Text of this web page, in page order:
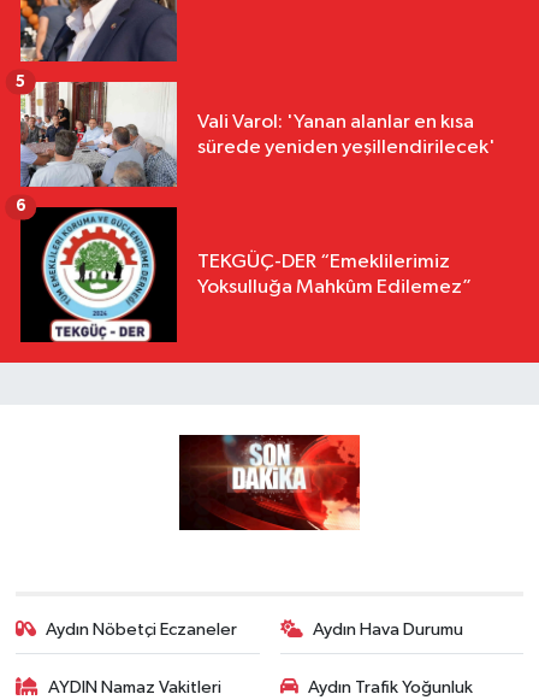
Vali Varol: 'Yanan alanlar en kısa
sürede yeniden yeşillendirilecek'
5
TEKGÜÇ-DER “Emeklilerimiz
Yoksulluğa Mahkûm Edilemez”
6
Aydın Nöbetçi Eczaneler Aydın Hava Durumu
AYDIN Namaz Vakitleri Aydın Trafik Yoğunluk